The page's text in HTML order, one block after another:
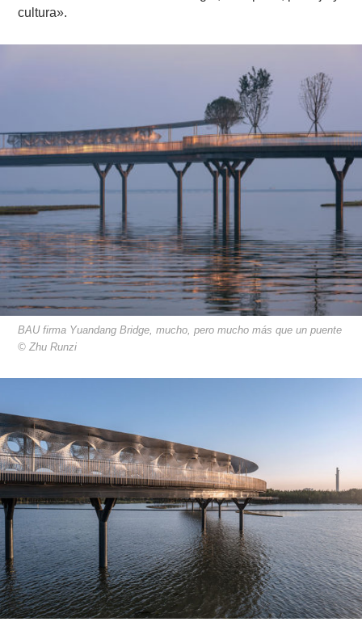
cultura».
BAU firma Yuandang Bridge, mucho, pero mucho más que un puente
© Zhu Runzi